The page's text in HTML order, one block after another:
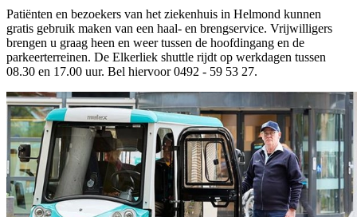
Patiënten en bezoekers van het ziekenhuis in Helmond kunnen
gratis gebruik maken van een haal- en brengservice. Vrijwilligers
brengen u graag heen en weer tussen de hoofdingang en de
parkeerterreinen. De Elkerliek shuttle rijdt op werkdagen tussen
08.30 en 17.00 uur. Bel hiervoor 0492 - 59 53 27.